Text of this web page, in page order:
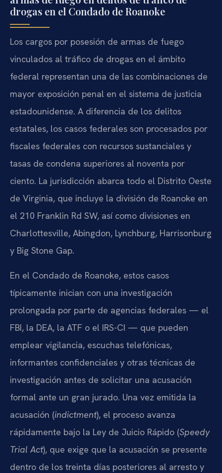
drogas en el Condado de Roanoke
Los cargos por posesión de armas de fuego
vinculados al tráfico de drogas en el ámbito
federal representan una de las combinaciones de
mayor exposición penal en el sistema de justicia
estadounidense. A diferencia de los delitos
estatales, los casos federales son procesados por
fiscales federales con recursos sustanciales y
tasas de condena superiores al noventa por
ciento. La jurisdicción abarca todo el Distrito Oeste
de Virginia, que incluye la división de Roanoke en
el 210 Franklin Rd SW, así como divisiones en
Charlottesville, Abingdon, Lynchburg, Harrisonburg
y Big Stone Gap.
En el Condado de Roanoke, estos casos
típicamente inician con una investigación
prolongada por parte de agencias federales — el
FBI, la DEA, la ATF o el IRS-CI — que pueden
emplear vigilancia, escuchas telefónicas,
informantes confidenciales y otras técnicas de
investigación antes de solicitar una acusación
formal ante un gran jurado. Una vez emitida la
acusación (indictment), el proceso avanza
rápidamente bajo la Ley de Juicio Rápido (Speedy
Trial Act), que exige que la acusación se presente
dentro de los treinta días posteriores al arresto y